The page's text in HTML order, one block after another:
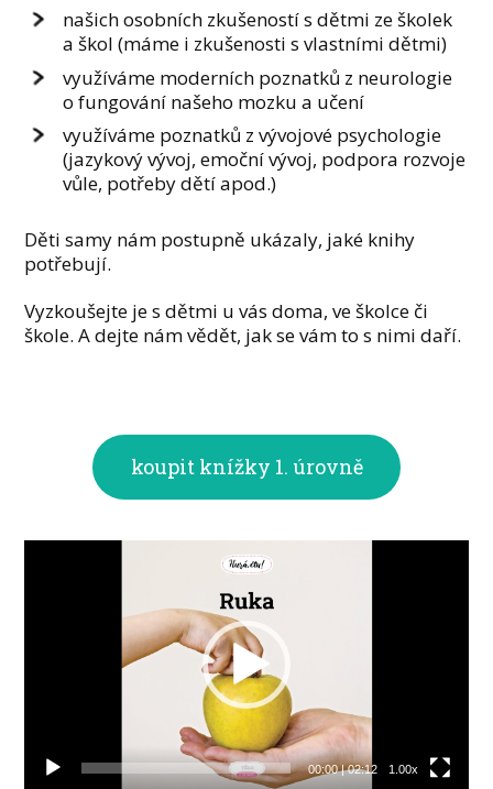
našich osobních zkušeností s dětmi ze školek
a škol (máme i zkušenosti s vlastními dětmi)
využíváme moderních poznatků z neurologie
o fungování našeho mozku a učení
využíváme poznatků z vývojové psychologie
(jazykový vývoj, emoční vývoj, podpora rozvoje
vůle, potřeby dětí apod.)
Děti samy nám postupně ukázaly, jaké knihy
potřebují.
Vyzkoušejte je s dětmi u vás doma, ve školce či
škole. A dejte nám vědět, jak se vám to s nimi daří.
koupit knížky 1. úrovně
00:00|02:12 1.00x